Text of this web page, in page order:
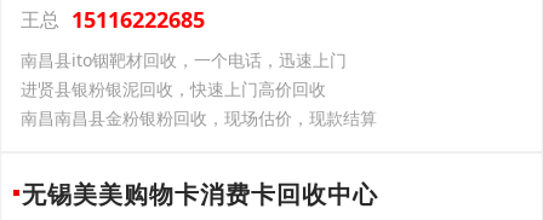
王总 15116222685
南昌县ito铟靶材回收，一个电话，迅速上门
进贤县银粉银泥回收，快速上门高价回收
南昌南昌县金粉银粉回收，现场估价，现款结算
无锡美美购物卡消费卡回收中心